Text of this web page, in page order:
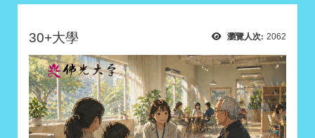
瀏覽人次: 2062
30+大學